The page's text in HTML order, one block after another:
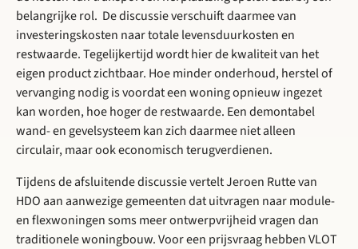
belangrijke rol. De discussie verschuift daarmee van
investeringskosten naar totale levensduurkosten en
restwaarde. Tegelijkertijd wordt hier de kwaliteit van het
eigen product zichtbaar. Hoe minder onderhoud, herstel of
vervanging nodig is voordat een woning opnieuw ingezet
kan worden, hoe hoger de restwaarde. Een demontabel
wand- en gevelsysteem kan zich daarmee niet alleen
circulair, maar ook economisch terugverdienen.
Tijdens de afsluitende discussie vertelt Jeroen Rutte van
HDO aan aanwezige gemeenten dat uitvragen naar module-
en flexwoningen soms meer ontwerpvrijheid vragen dan
traditionele woningbouw. Voor een prijsvraag hebben VLOT